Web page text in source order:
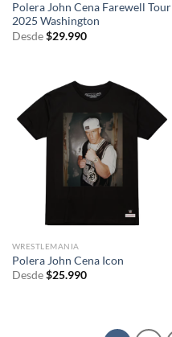
Polera John Cena Farewell Tour
2025 Washington
Desde $29.990
WRESTLEMANIA
Polera John Cena Icon
Desde $25.990